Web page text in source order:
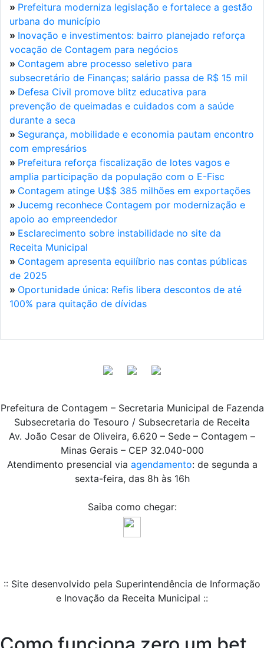
» Prefeitura moderniza legislação e fortalece a gestão
urbana do município
» Inovação e investimentos: bairro planejado reforça
vocação de Contagem para negócios
» Contagem abre processo seletivo para
subsecretário de Finanças; salário passa de R$ 15 mil
» Defesa Civil promove blitz educativa para
prevenção de queimadas e cuidados com a saúde
durante a seca
» Segurança, mobilidade e economia pautam encontro
com empresários
» Prefeitura reforça fiscalização de lotes vagos e
amplia participação da população com o E-Fisc
» Contagem atinge U$$ 385 milhões em exportações
» Jucemg reconhece Contagem por modernização e
apoio ao empreendedor
» Esclarecimento sobre instabilidade no site da
Receita Municipal
» Contagem apresenta equilíbrio nas contas públicas
de 2025
» Oportunidade única: Refis libera descontos de até
100% para quitação de dívidas
Prefeitura de Contagem – Secretaria Municipal de Fazenda
Subsecretaria do Tesouro / Subsecretaria de Receita
Av. João Cesar de Oliveira, 6.620 – Sede – Contagem –
Minas Gerais – CEP 32.040-000
Atendimento presencial via agendamento: de segunda a
sexta-feira, das 8h às 16h
Saiba como chegar:
:: Site desenvolvido pela Superintendência de Informação
e Inovação da Receita Municipal ::